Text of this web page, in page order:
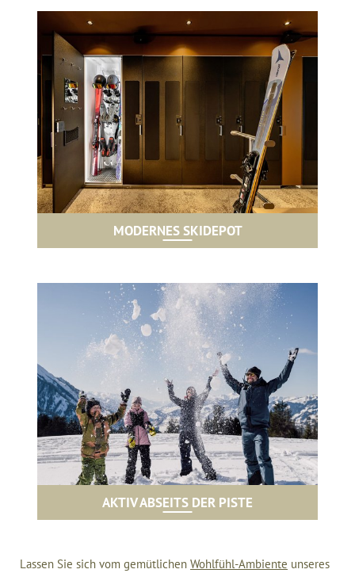
MODERNES SKIDEPOT
AKTIV ABSEITS DER PISTE
Lassen Sie sich vom gemütlichen Wohlfühl-Ambiente unseres